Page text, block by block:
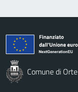
Comune di Orte